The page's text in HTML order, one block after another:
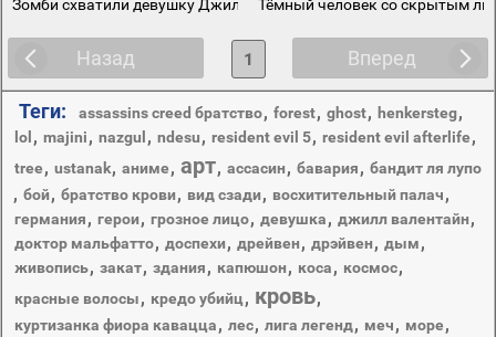
Зомби схватили девушку Джилл в игре resident evil 5
Тёмный человек со скрытым
Назад Вперед
1
Теги: assassins creed братство, forest, ghost, henkersteg,
lol , majini, nazgul , ndesu, resident evil 5, resident evil afterlife,
tree, ustanak, аниме, арт, ассасин, бавария, бандит ля лупо
, бой, братство крови, вид сзади, восхитительный палач,
германия, герои, грозное лицо, девушка, джилл валентайн,
доктор мальфатто, доспехи, дрейвен, дрэйвен, дым,
живопись, закат, здания, капюшон, коса, космос,
красные волосы, кредо убийц, кровь,
куртизанка фиора кавацца, лес, лига легенд, меч, море,